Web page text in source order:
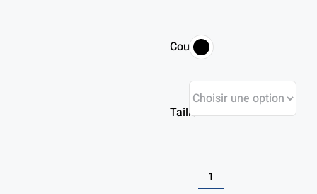
Couleur
Taille
quantité